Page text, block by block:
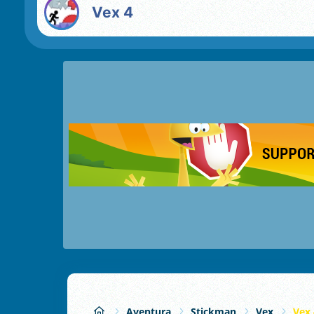
Vex 4
Aventura Stickman Vex Vex